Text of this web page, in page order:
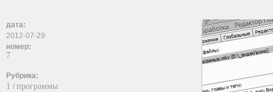
дата:
2012-07-29
номер:
7
Рубрика:
1 / программы